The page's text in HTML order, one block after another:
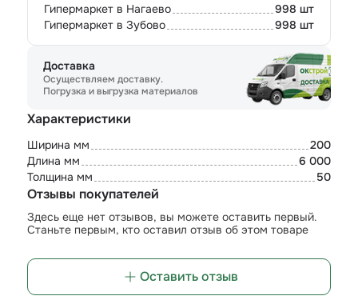
Гипермаркет в Нагаево
998 шт
Гипермаркет в Зубово
998 шт
Доставка
Осуществляем доставку.
Погрузка и выгрузка материалов
Характеристики
Ширина мм
200
Длина мм
6 000
Толщина мм
50
Отзывы покупателей
Здесь еще нет отзывов, вы можете оставить первый.
Станьте первым, кто оставил отзыв об этом товаре
Оставить отзыв